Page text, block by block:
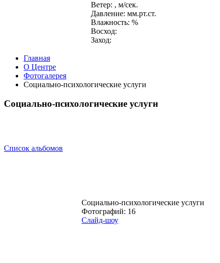
Ветер: , м/сек.
Давление: мм.рт.ст.
Влажность: %
Восход:
Заход:
Главная
О Центре
Фотогалерея
Социально-психологические услуги
Социально-психологические услуги
Список альбомов
Социально-психологические услуги
Фотографий: 16
Слайд-шоу